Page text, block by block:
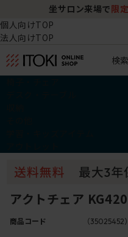
坐サロン来場で 限
個人向けTOP
法人向けTOP
検索
アクトチェア
商品コード （35025452）